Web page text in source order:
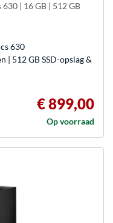
| 16 GB | 512 GB
630
| 512 GB SSD-opslag &
€ 899,00
Op voorraad